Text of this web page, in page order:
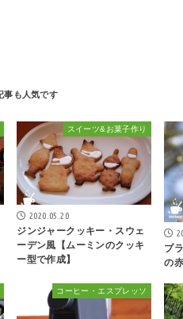
スイーツ&お菓子作り
2020.05.20
ジンジャークッキー・スウェ
ーデン風【ムーミンのクッキ
ー型で作成】
プ
の
コーヒー・エスプレッソ